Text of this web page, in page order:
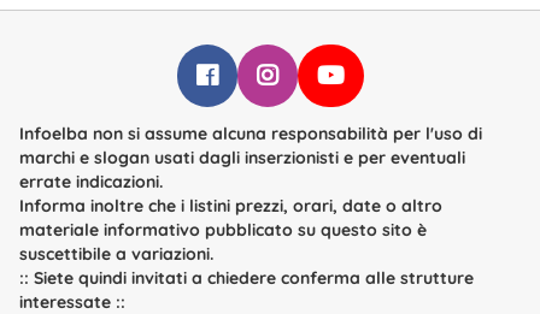
Infoelba su Facebook
Infoelba su Instagram
Infoelba su YouTube
Infoelba non si assume alcuna responsabilità per l'uso di
marchi e slogan usati dagli inserzionisti e per eventuali
errate indicazioni.
Informa inoltre che i listini prezzi, orari, date o altro
materiale informativo pubblicato su questo sito è
suscettibile a variazioni.
:: Siete quindi invitati a chiedere conferma alle strutture
interessate ::